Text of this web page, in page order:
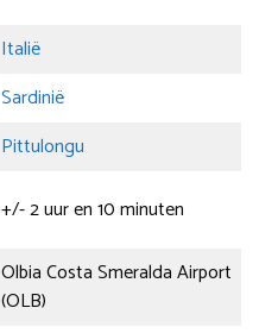
Italië
Sardinië
Pittulongu
+/- 2 uur en 10 minuten
Olbia Costa Smeralda Airport
(OLB)